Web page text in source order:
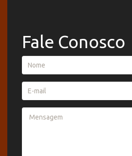
Fale Conosco